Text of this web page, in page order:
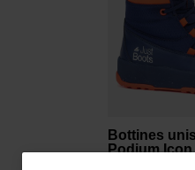
Bottines
Podium Icon